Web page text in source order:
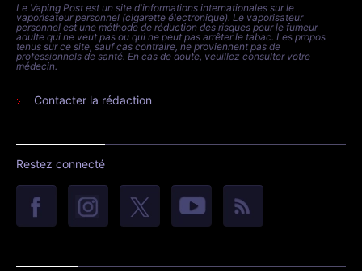
Le Vaping Post est un site d'informations internationales sur le
vaporisateur personnel (cigarette électronique). Le vaporisateur
personnel est une méthode de réduction des risques pour le fumeur
adulte qui ne veut pas ou qui ne peut pas arrêter le tabac. Les propos
tenus sur ce site, sauf cas contraire, ne proviennent pas de
professionnels de santé. En cas de doute, veuillez consulter votre
médecin.
Contacter la rédaction
Restez connecté